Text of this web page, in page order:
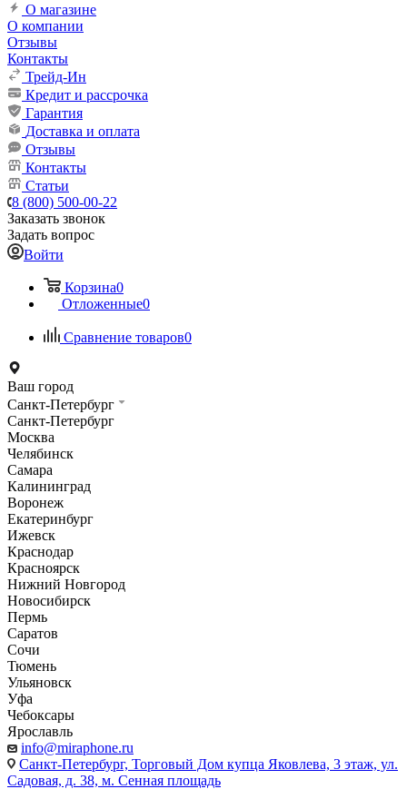
О магазине
О компании
Отзывы
Контакты
Трейд-Ин
Кредит и рассрочка
Гарантия
Доставка и оплата
Отзывы
Контакты
Статьи
8 (800) 500-00-22
Заказать звонок
Задать вопрос
Войти
Корзина0
Отложенные0
Сравнение товаров0
Ваш город
Санкт-Петербург
Санкт-Петербург
Москва
Челябинск
Самара
Калининград
Воронеж
Екатеринбург
Ижевск
Краснодар
Красноярск
Нижний Новгород
Новосибирск
Пермь
Саратов
Сочи
Тюмень
Ульяновск
Уфа
Чебоксары
Ярославль
info@miraphone.ru
Санкт-Петербург, Торговый Дом купца Яковлева, 3 этаж, ул.
Садовая, д. 38, м. Сенная площадь